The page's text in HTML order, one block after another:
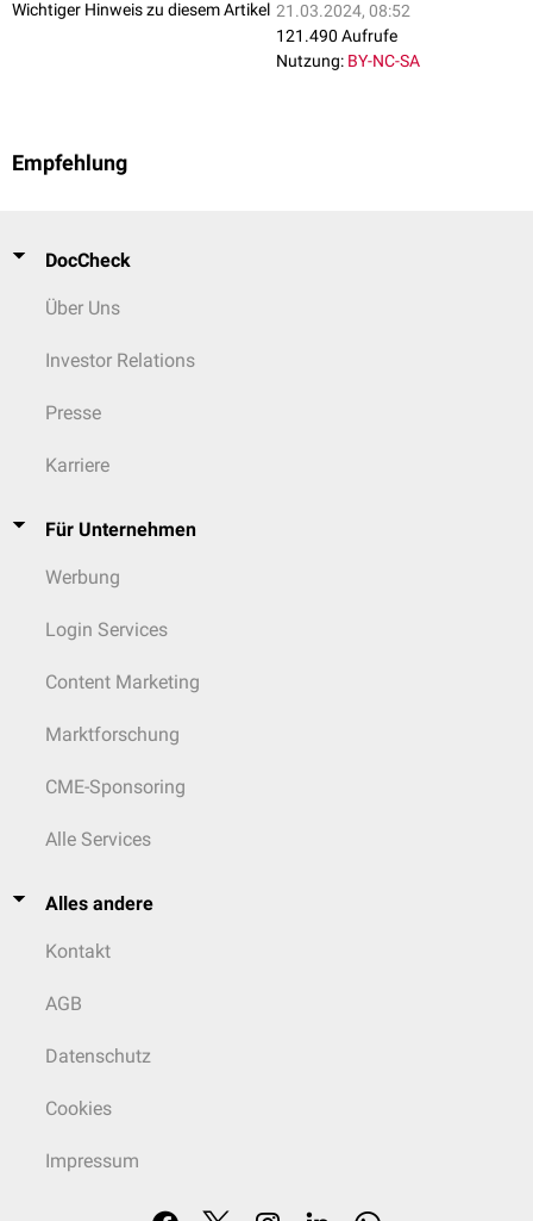
Wichtiger Hinweis zu diesem Artikel 21.03.2024, 08:52
121.490 Aufrufe
Nutzung: BY-NC-SA
Empfehlung
DocCheck
Über Uns
Investor Relations
Presse
Karriere
Für Unternehmen
Werbung
Login Services
Content Marketing
Marktforschung
CME-Sponsoring
Alle Services
Alles andere
Kontakt
AGB
Datenschutz
Cookies
Impressum